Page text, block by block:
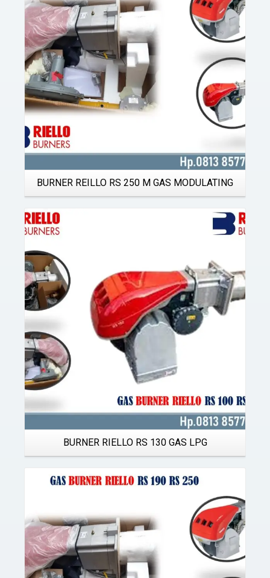
Details
BURNER REILLO RS 250 M GAS MODULATING
BURNER RIELLO RS 130 GAS LPG
Details